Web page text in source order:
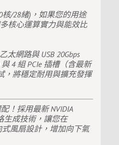
核/28緒)，如果您的用途
核心運算實力與能效比
太網路與 USB 20Gbps
與 4 組 PCIe 插槽（含最新
，將穩定耐用與擴充發揮
！採用最新 NVIDIA
生成技術，讓您在
風扇設計，增加向下氣